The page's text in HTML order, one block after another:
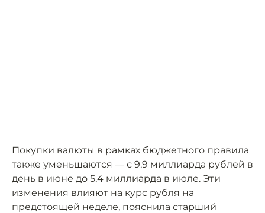
Покупки валюты в рамках бюджетного правила
также уменьшаются — с 9,9 миллиарда рублей в
день в июне до 5,4 миллиарда в июле. Эти
изменения влияют на курс рубля на
предстоящей неделе, пояснила старший